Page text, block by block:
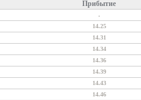
Прибытие
.
14.25
14.31
14.34
14.36
14.39
14.43
14.46